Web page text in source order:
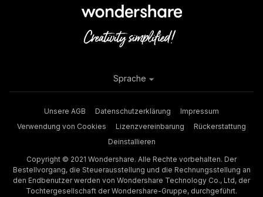
Unsere AGB Datenschutzerklärung
Impressum
Verwendung von Cookies
Lizenzvereinbarung
Rückerstattung
Deinstallieren
Copyright © 2021 Wondershare. Alle Rechte vorbehalten. Der
Bestellvorgang, die Steuerausstellung und die Rechnungsstellung an
den Endbenutzer werden von Wondershare Technology Co., Ltd, der
Tochtergesellschaft der Wondershare-Gruppe, durchgeführt.
Sprache